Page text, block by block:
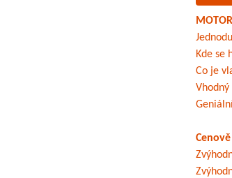
Kde se
Co je